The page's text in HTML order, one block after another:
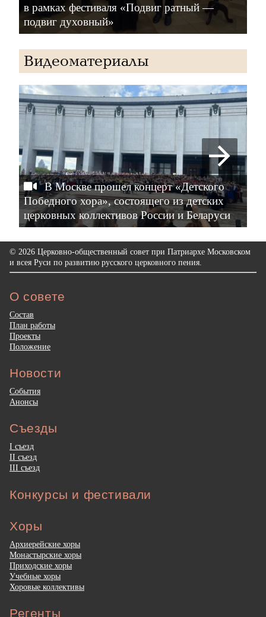
в рамках фестиваля «Подвиг ратный —
подвиг духовный»
Видеоматериалы
В Москве прошел концерт «Детского
Победного хора», состоящего из детских
церковных коллективов России и Беларуси
© 2026 Церковно-общественный совет при Патриархе Московском
и всея Руси по развитию русского церковного пения.
О совете
Состав
План работы
Проекты
Положение
Новости
События
Анонсы
Съезды
I съезд
II съезд
III съезд
Конкурсы и фестивали
Хоры
Архиерейские хоры
Монастырские хоры
Приходские хоры
Учебные хоры
Хоровые коллективы
Регенты